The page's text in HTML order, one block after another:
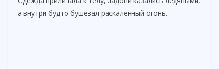
а внутри будто бушевал раскалённый огонь.